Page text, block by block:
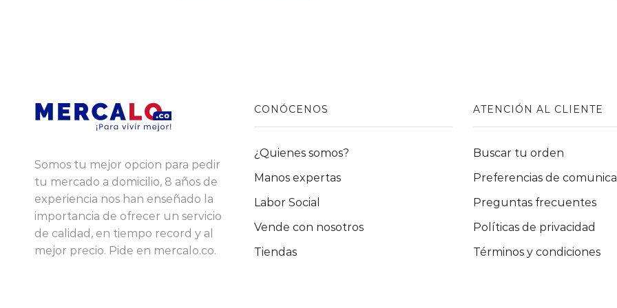
elegir
en
página
producto
Somos tu mejor opcion para pedir
tu mercado a domicilio, 8 años de
experiencia nos han enseñado la
importancia de ofrecer un servicio
de calidad, en tiempo record y al
mejor precio. Pide en mercalo.co.
CONÓCENOS
¿Quienes somos?
Manos expertas
Labor Social
Vende con nosotros
Tiendas
ATENCIÓN AL CLIENTE
Buscar tu orden
Preferencias de
Preguntas frecuentes
Políticas de privacidad
Términos y condiciones